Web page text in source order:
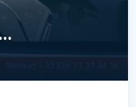
MASTER GOMMONI FISHING 775